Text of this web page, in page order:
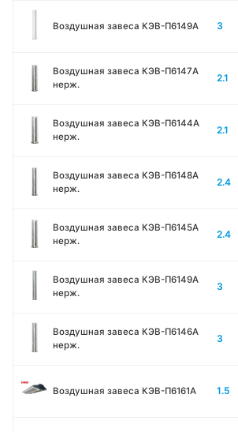
Воздушная завеса КЭВ-П6149A 3
Воздушная завеса КЭВ-П6147A
нерж.
2.1
Воздушная завеса КЭВ-П6144A
нерж.
2.1
Воздушная завеса КЭВ-П6148A
нерж.
2.4
Воздушная завеса КЭВ-П6145A
нерж.
2.4
Воздушная завеса КЭВ-П6149A
нерж.
3
Воздушная завеса КЭВ-П6146A
нерж.
3
Воздушная завеса КЭВ-П6161А 1.5